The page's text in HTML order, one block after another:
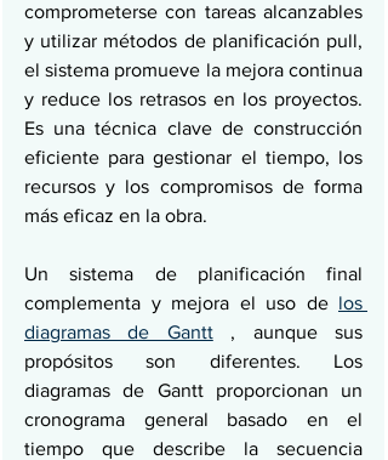
comprometerse con tareas alcanzables
y utilizar métodos de planificación pull,
el sistema promueve la mejora continua
y reduce los retrasos en los proyectos.
Es una técnica clave de construcción
eficiente para gestionar el tiempo, los
recursos y los compromisos de forma
más eficaz en la obra.
Un sistema de planificación final
complementa y mejora el uso de los
diagramas de Gantt , aunque sus
propósitos son diferentes. Los
diagramas de Gantt proporcionan un
cronograma general basado en el
tiempo que describe la secuencia